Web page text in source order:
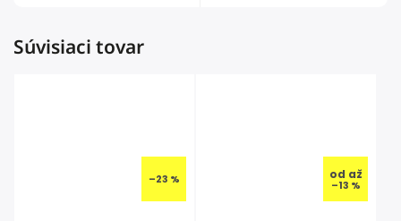
Súvisiaci tovar
–23 % od až
–13 %